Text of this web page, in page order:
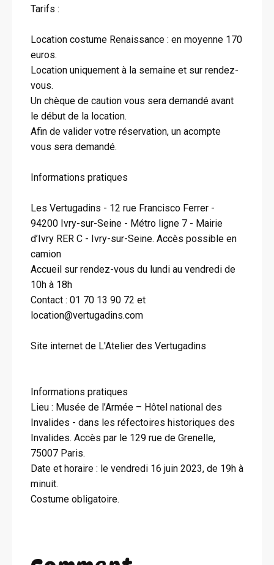
Tarifs :
Location costume Renaissance : en moyenne 170
euros.
Location uniquement à la semaine et sur rendez-
vous.
Un chèque de caution vous sera demandé avant
le début de la location.
Afin de valider votre réservation, un acompte
vous sera demandé.
Informations pratiques
Les Vertugadins - 12 rue Francisco Ferrer -
94200 Ivry-sur-Seine - Métro ligne 7 - Mairie
d’Ivry RER C - Ivry-sur-Seine. Accès possible en
camion
Accueil sur rendez-vous du lundi au vendredi de
10h à 18h
Contact : 01 70 13 90 72 et
location@vertugadins.com
Site internet de L'Atelier des Vertugadins
Informations pratiques
Lieu : Musée de l’Armée – Hôtel national des
Invalides - dans les réfectoires historiques des
Invalides. Accès par le 129 rue de Grenelle,
75007 Paris.
Date et horaire : le vendredi 16 juin 2023, de 19h à
minuit.
Costume obligatoire.